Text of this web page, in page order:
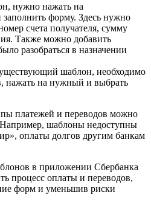
нужно нажать на
форму. Здесь нужно
счета получателя, сумму
Также можно добавить
разобраться в назначении
шаблон, необходимо
нажать на нужный и выбрать
платежей и переводов можно
шаблоны недоступны
оплаты долгов другим банкам
в приложении Сбербанка
процесс оплаты и переводов,
форм и уменьшив риски